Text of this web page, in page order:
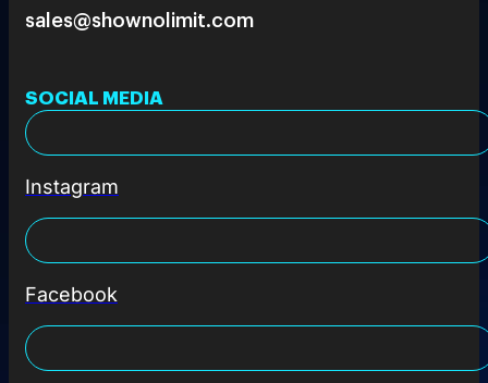
sales@shownolimit.com
SOCIAL MEDIA
Instagram
Facebook